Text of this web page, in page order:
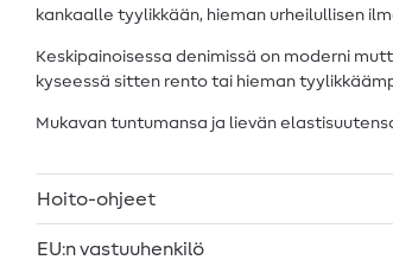
kankaalle tyylikkään, hieman urheilullisen
Keskipainoisessa denimissä on moderni
kyseessä sitten rento tai hieman
Mukavan tuntumansa ja lievän
Hoito-ohjeet
EU:n vastuuhenkilö